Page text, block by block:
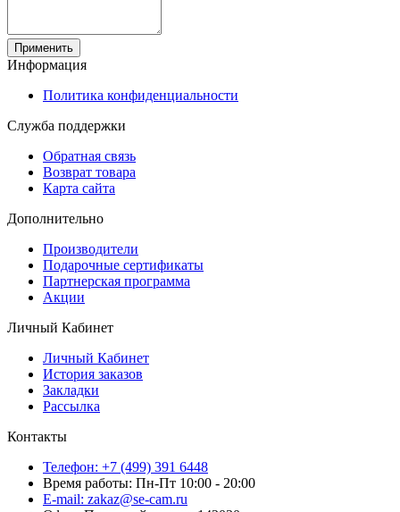
Применить
Информация
Политика конфиденциальности
Служба поддержки
Обратная связь
Возврат товара
Карта сайта
Дополнительно
Производители
Подарочные сертификаты
Партнерская программа
Акции
Личный Кабинет
Личный Кабинет
История заказов
Закладки
Рассылка
Контакты
Телефон: +7 (499) 391 6448
Время работы: Пн-Пт 10:00 - 20:00
E-mail: zakaz@se-cam.ru